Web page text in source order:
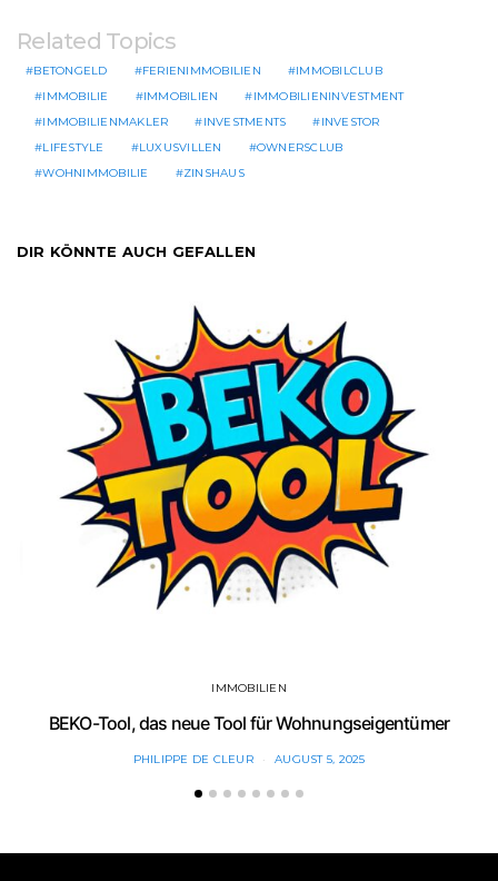
Related Topics
BETONGELD FERIENIMMOBILIEN
IMMOBILCLUB
IMMOBILIE
IMMOBILIEN
IMMOBILIENINVESTMENT
IMMOBILIENMAKLER
INVESTMENTS
INVESTOR
LIFESTYLE
LUXUSVILLEN
OWNERSCLUB
WOHNIMMOBILIE
ZINSHAUS
DIR KÖNNTE AUCH GEFALLEN
IMMOBILIEN
BEKO-Tool, das neue Tool für Wohnungseigentümer
PHILIPPE DE CLEUR AUGUST 5, 2025